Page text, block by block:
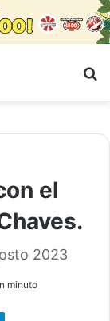
el
2023
minuto
Telegram